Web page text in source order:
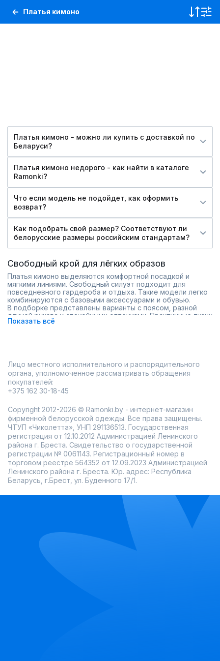
Платья кимоно
Платья кимоно - можно ли купить c доставкой по
Беларуси?
Платья кимоно недорого - как найти в каталоге
Ramonki?
Что если модель не подойдет, как оформить
возврат?
Как подобрать свой размер? Соответствуют ли
белорусские размеры российским стандартам?
Свободный крой для лёгких образов
Платья кимоно выделяются комфортной посадкой и
мягкими линиями. Свободный силуэт подходит для
повседневного гардероба и отдыха. Такие модели легко
комбинируются с базовыми аксессуарами и обувью.
В подборке представлены варианты с поясом, разной
длиной рукава и спокойными оттенками. Практичные ткани
обеспечивают удобство, а разнообразие фасонов
модели для повседневных образов.
В Ramonki доступен широкий ассортимент платьев кимоно
с возможностью примерки перед покупкой.
Показать всё
Лицо местного исполнительного и распорядительного
органа, уполномоченное рассматривать обращения
покупателей:
+375 162 30-18-45
Copyright 2012-2026 © Ramonki.by - интернет-магазин
фирменной белорусской одежды. Все права защищены.
ЧТУП «Чиколетта», УНП 291136513. Государственная
регистрация от 12.10.2012 Администрацией Ленинского
района г. Бреста. Свидетельство о государственной
регистрации № 0061143. Регистрационный номер в
торговом реестре 564352 от 12.09.2023 Администрацией
Ленинского района г. Бреста. Юр. адрес: Республика
Беларусь, г.Брест, ул. Буденного 17/1.